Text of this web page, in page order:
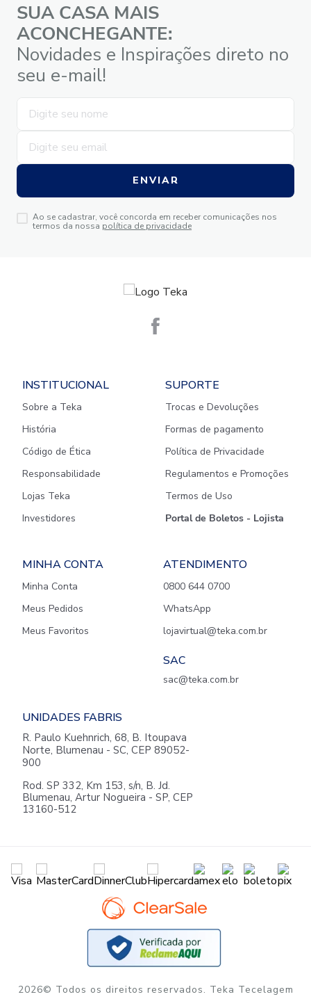
SUA CASA MAIS
ACONCHEGANTE:
Novidades e Inspirações direto no
seu e-mail!
ENVIAR
Ao se cadastrar, você concorda em receber comunicações nos
termos da nossa política de privacidade
INSTITUCIONAL
Sobre a Teka
História
Código de Ética
Responsabilidade
Lojas Teka
Investidores
SUPORTE
Trocas e Devoluções
Formas de pagamento
Política de Privacidade
Regulamentos e Promoções
Termos de Uso
Portal de Boletos - Lojista
MINHA CONTA
Minha Conta
Meus Pedidos
Meus Favoritos
ATENDIMENTO
0800 644 0700
WhatsApp
lojavirtual@teka.com.br
SAC
sac@teka.com.br
UNIDADES FABRIS
R. Paulo Kuehnrich, 68, B. Itoupava
Norte, Blumenau - SC, CEP 89052-
900
Rod. SP 332, Km 153, s/n, B. Jd.
Blumenau, Artur Nogueira - SP, CEP
13160-512
2026© Todos os direitos reservados. Teka Tecelagem